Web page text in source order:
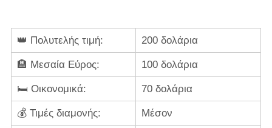
👑 Πολυτελής τιμή: 200 δολάρια
🏨 Μεσαία Εύρος: 100 δολάρια
🛏️ Οικονομικά: 70 δολάρια
💰 Τιμές διαμονής: Μέσον